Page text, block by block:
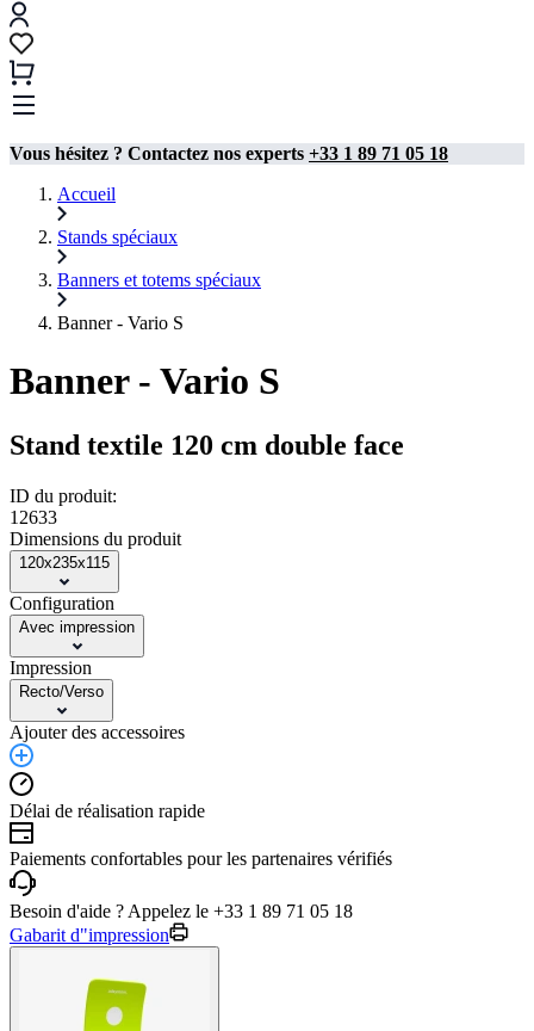
Vous hésitez ? Contactez nos experts +33 1 89 71 05 18
Accueil
Stands spéciaux
Banners et totems spéciaux
Banner - Vario S
Banner - Vario S
Stand textile 120 cm double face
ID du produit:
12633
Dimensions du produit
120x235x115
Configuration
Avec impression
Impression
Recto/Verso
Ajouter des accessoires
Délai de réalisation rapide
Paiements confortables pour les partenaires vérifiés
Besoin d'aide ? Appelez le +33 1 89 71 05 18
Gabarit d"impression